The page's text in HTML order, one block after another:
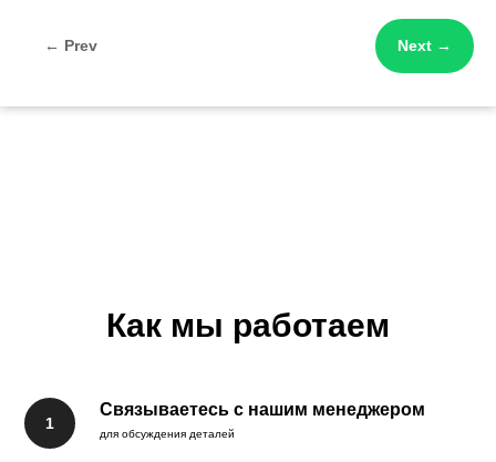
← Prev Next →
Как мы работаем
Связываетесь с нашим менеджером
для обсуждения деталей